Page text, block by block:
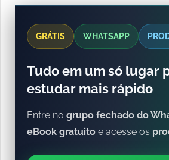
GRÁTIS WHATSAPP
Tudo em um só lugar
estudar mais rápido
Entre no grupo fechado do
eBook gratuito e acesse os